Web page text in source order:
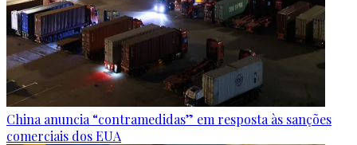
China anuncia “contramedidas” em resposta às sanções
comerciais dos EUA